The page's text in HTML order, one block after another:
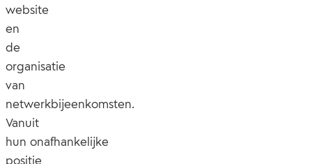
website
en
de
organisatie
van
netwerkbijeenkomsten.
Vanuit
hun onafhankelijke
positie